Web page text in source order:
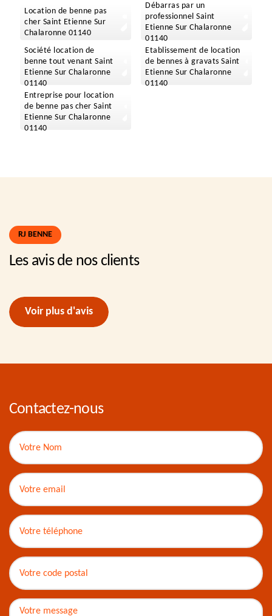
Location de benne pas
cher Saint Etienne Sur
Chalaronne 01140
Débarras par un
professionnel Saint
Etienne Sur Chalaronne
01140
Société location de
benne tout venant Saint
Etienne Sur Chalaronne
01140
Etablissement de location
de bennes à gravats Saint
Etienne Sur Chalaronne
01140
Entreprise pour location
de benne pas cher Saint
Etienne Sur Chalaronne
01140
RJ BENNE
Les avis de nos clients
Voir plus d'avis
Contactez-nous